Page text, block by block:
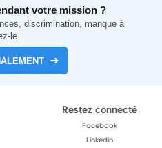
votre mission ?
discrimination, manque à
le.
Restez connecté
Facebook
Linkedin